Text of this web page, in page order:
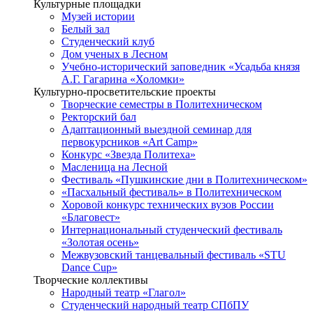
Культурные площадки
Музей истории
Белый зал
Студенческий клуб
Дом ученых в Лесном
Учебно-исторический заповедник «Усадьба князя
А.Г. Гагарина «Холомки»
Культурно-просветительские проекты
Творческие семестры в Политехническом
Ректорский бал
Адаптационный выездной семинар для
первокурсников «Art Camp»
Конкурс «Звезда Политеха»
Масленица на Лесной
Фестиваль «Пушкинские дни в Политехническом»
«Пасхальный фестиваль» в Политехническом
Хоровой конкурс технических вузов России
«Благовест»
Интернациональный студенческий фестиваль
«Золотая осень»
Межвузовский танцевальный фестиваль «STU
Dance Cup»
Творческие коллективы
Народный театр «Глагол»
Студенческий народный театр СПбПУ